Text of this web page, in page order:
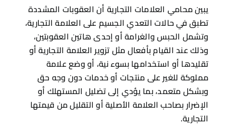
يبين محامي العلامات التجارية أن العقوبات المشددة
تطبق في حالات التعدي الجسيم على العلامة التجارية،
وتشمل الحبس والغرامة أو إحدى هاتين العقوبتين،
وذلك عند القيام بأفعال مثل تزوير العلامة التجارية أو
تقليدها أو استخدامها بسوء نية، أو وضع علامة
مملوكة للغير على منتجات أو خدمات دون وجه حق
وبشكل متعمد، بما يؤدي إلى تضليل المستهلك أو
الإضرار بصاحب العلامة الأصلية أو التقليل من قيمتها
التجارية.